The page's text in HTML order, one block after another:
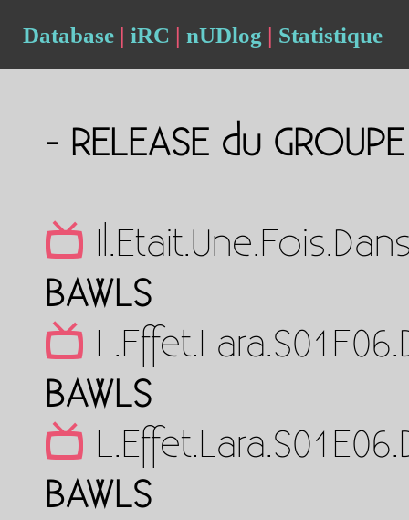
Database | iRC | nUDlog | Statistique
- RELEASE du
BAWLS
BAWLS
BAWLS